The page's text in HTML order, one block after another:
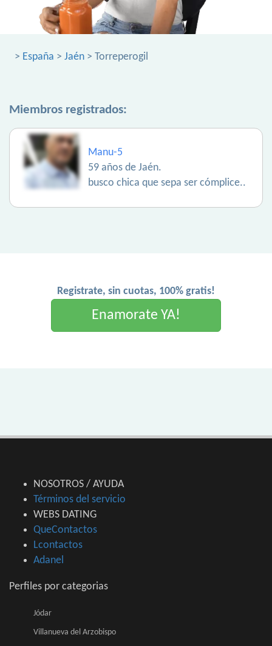
> España > Jaén > Torreperogil
Miembros registrados:
Manu-5
59 años de Jaén.
busco chica que sepa ser cómplice..
Registrate, sin cuotas, 100% gratis!
Enamorate YA!
NOSOTROS / AYUDA
Términos del servicio
WEBS DATING
QueContactos
Lcontactos
Adanel
Perfiles por categorias
Jódar
Villanueva del Arzobispo